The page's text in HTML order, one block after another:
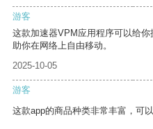
游客
这款加速器VPM应用程序可以给
助你在网络上自由移动。
2025-10-05
游客
这款app的商品种类非常丰富，可